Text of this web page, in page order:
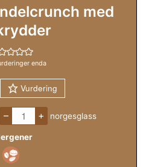
med
enda
Vurdering
– + norgesglass